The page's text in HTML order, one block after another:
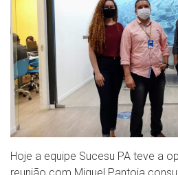
Hoje a equipe Sucesu PA teve a